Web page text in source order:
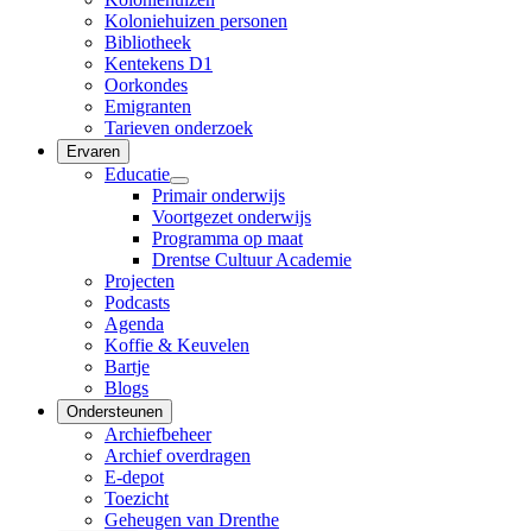
Koloniehuizen personen
Bibliotheek
Kentekens D1
Oorkondes
Emigranten
Tarieven onderzoek
Ervaren
Educatie
Primair onderwijs
Voortgezet onderwijs
Programma op maat
Drentse Cultuur Academie
Projecten
Podcasts
Agenda
Koffie & Keuvelen
Bartje
Blogs
Ondersteunen
Archiefbeheer
Archief overdragen
E-depot
Toezicht
Geheugen van Drenthe